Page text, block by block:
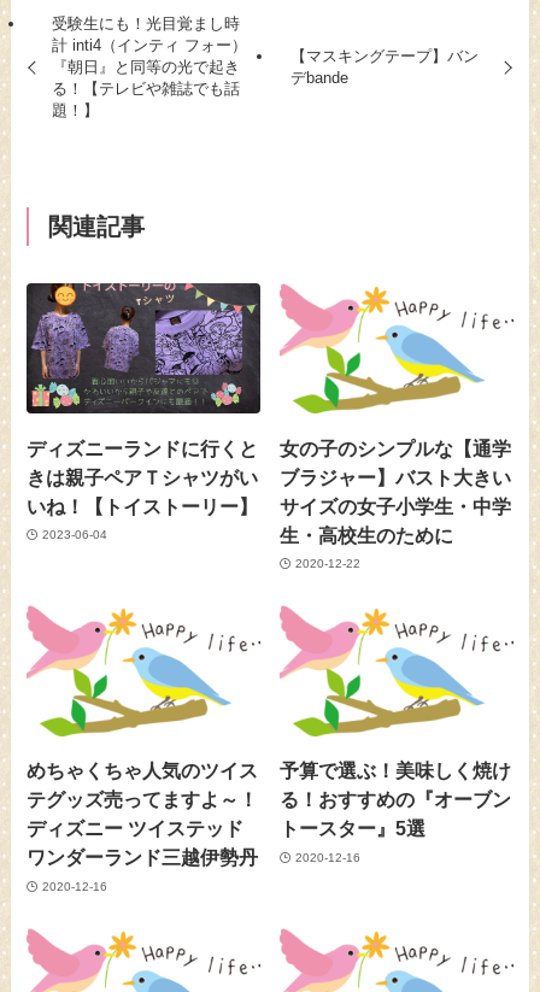
受験生にも！光目覚まし時
計 inti4（インティ フォー）
『朝日』と同等の光で起き
る！【テレビや雑誌でも話
題！】
【マスキングテープ】バン
デbande
関連記事
ディズニーランドに行くと
きは親子ペアＴシャツがい
いね！【トイストーリー】
2023-06-04
女の子のシンプルな【通学
ブラジャー】バスト大きい
サイズの女子小学生・中学
生・高校生のために
2020-12-22
めちゃくちゃ人気のツイス
テグッズ売ってますよ～！
ディズニー ツイステッド
ワンダーランド三越伊勢丹
2020-12-16
予算で選ぶ！美味しく焼け
る！おすすめの『オーブン
トースター』5選
2020-12-16